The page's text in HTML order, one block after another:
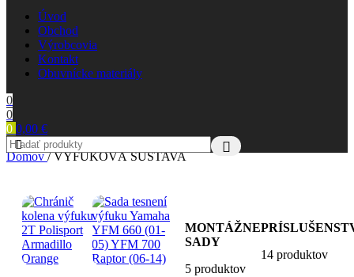
Úvod
Obchod
Výrobcovia
Kontakt
Obuvnícke materiály
0
0
0 0,00 €
Domov/ VÝFUKOVÁ SÚSTAVA
MONTÁŽNE
SADY
5 produktov
14 produktov